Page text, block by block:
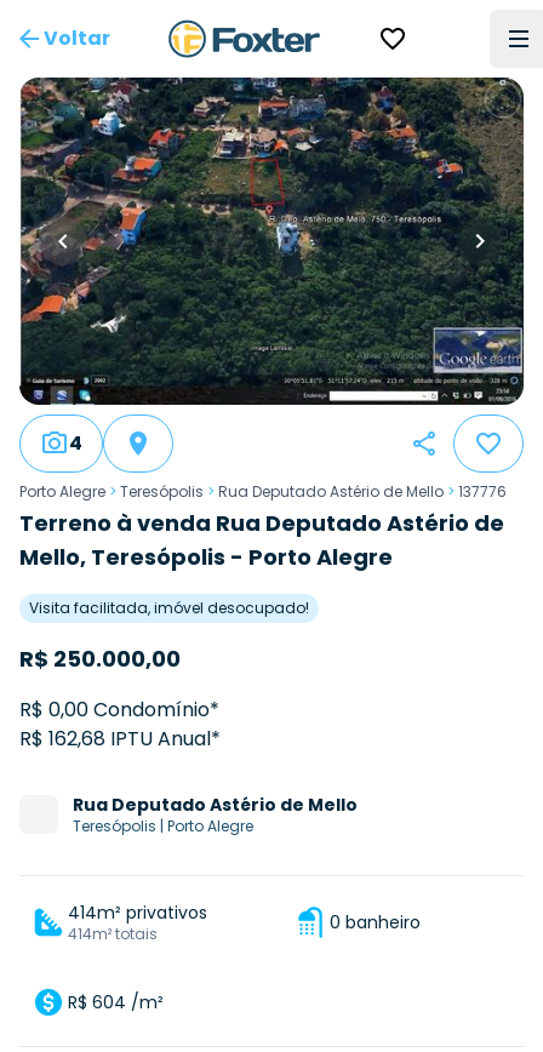
Voltar
4
Porto Alegre > Teresópolis > Rua Deputado Astério de Mello > 137776
Terreno à venda Rua Deputado Astério de
Mello, Teresópolis - Porto Alegre
Visita facilitada, imóvel desocupado!
R$ 250.000,00
R$ 0,00 Condomínio*
R$ 162,68 IPTU Anual*
Rua Deputado Astério de Mello
Teresópolis | Porto Alegre
414m² privativos
414m² totais 0 banheiro
R$ 604 /m²